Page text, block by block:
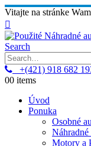
Vitajte na stránke
Search
+(421) 918 682
00 items
Úvod
Ponuka
Osobné
Motory a